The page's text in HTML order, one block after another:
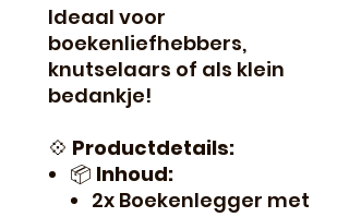
Ideaal voor
boekenliefhebbers,
knutselaars of als klein
bedankje!
💠 Productdetails:
📦 Inhoud:
2x Boekenlegger met